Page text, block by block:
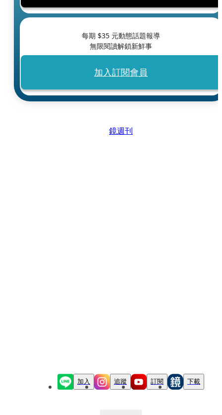
每期 $35 元動態話題報導
無限閱讀解鎖新鮮事
加入訂閱會員
鏡週刊
加入 追蹤 訂閱 下載